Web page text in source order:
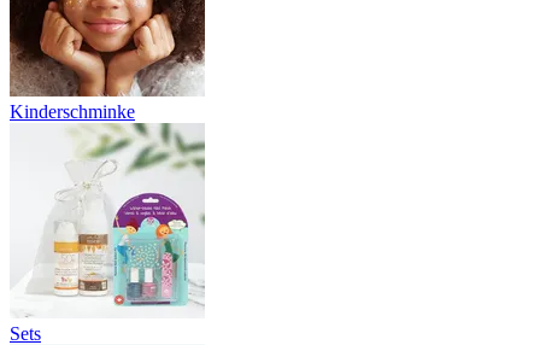
Kinderschminke
Sets